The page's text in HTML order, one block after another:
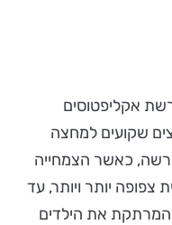
לחורשת אקליפטוסים
שקועים למחצה
כאשר הצמחייה
צפופה יותר ויותר, עד
את הילדים